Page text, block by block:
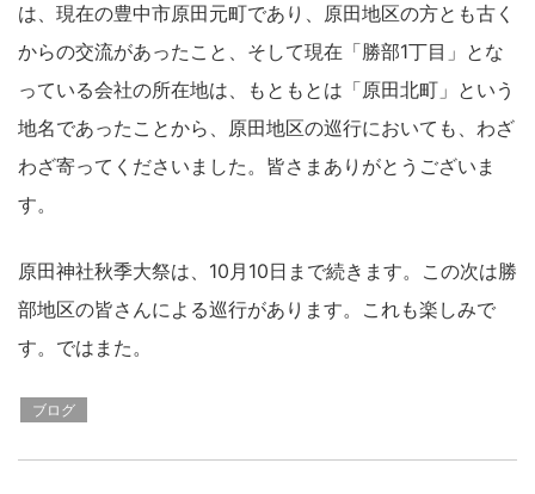
は、現在の豊中市原田元町であり、原田地区の方とも古く
からの交流があったこと、そして現在「勝部1丁目」とな
っている会社の所在地は、もともとは「原田北町」という
地名であったことから、原田地区の巡行においても、わざ
わざ寄ってくださいました。皆さまありがとうございま
す。
原田神社秋季大祭は、10月10日まで続きます。この次は勝
部地区の皆さんによる巡行があります。これも楽しみで
す。ではまた。
ブログ